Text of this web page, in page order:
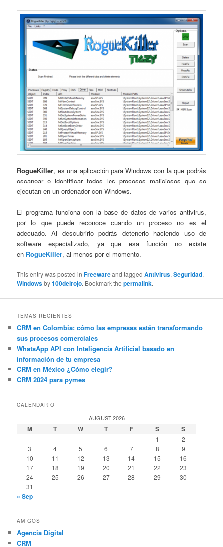
RogueKiller, es una aplicación para Windows con la que podrás
escanear e identificar todos los procesos maliciosos que se
ejecutan en un ordenador con Windows.
El programa funciona con la base de datos de varios antivirus,
por lo que puede reconoce cuando un proceso no es el
adecuado. Al descubrirlo podrás detenerlo haciendo uso de
software especializado, ya que esa función no existe
en RogueKiller, al menos por el momento.
This entry was posted inFreewareand taggedAntivirus,Seguridad,
Windowsby100delrojo. Bookmark thepermalink.
TEMAS RECIENTES
CRM en Colombia: cómo las empresas están transformando
sus procesos comerciales
WhatsApp API con Inteligencia Artificial basado en
información de tu empresa
CRM en México ¿Cómo elegir?
CRM 2024 para pymes
CALENDARIO
AUGUST 2026
M T W T F S S
1
2
3
4 5 6 7 8
9
10
11 12 13 14 15
16
17
18 19 20 21 22
23
24
25 26 27 28 29
30
31
« Sep
AMIGOS
Agencia Digital
CRM